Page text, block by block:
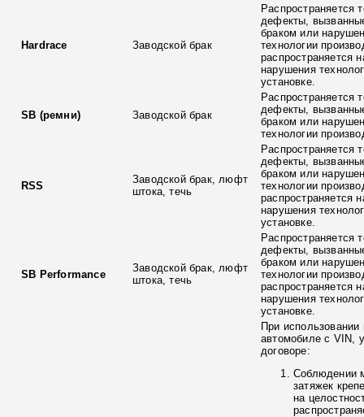
Hardrace Заводской брак
Распространяется
дефекты,
браком или
технологии
распространяется
нарушения
установке.
SB (ремни) Заводской брак
Распространяется
дефекты,
браком или
технологии
RSS
Заводской брак, люфт
штока, течь
Распространяется
дефекты,
браком или
технологии
распространяется
нарушения
установке.
SB Performance
Заводской брак, люфт
штока, течь
Распространяется
дефекты,
браком или
технологии
распространяется
нарушения
установке.
При использовании
автомобиле с VIN,
договоре:
Соблюдении
затяжек
на